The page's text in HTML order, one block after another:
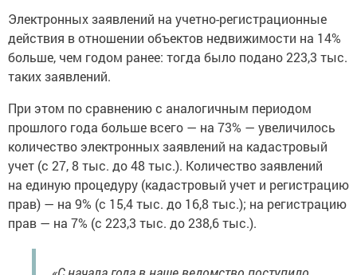
Электронных заявлений на учетно-регистрационные
действия в отношении объектов недвижимости на 14%
больше, чем годом ранее: тогда было подано 223,3 тыс.
таких заявлений.
При этом по сравнению с аналогичным периодом
прошлого года больше всего — на 73% — увеличилось
количество электронных заявлений на кадастровый
учет (с 27, 8 тыс. до 48 тыс.). Количество заявлений
на единую процедуру (кадастровый учет и регистрацию
прав) — на 9% (с 15,4 тыс. до 16,8 тыс.); на регистрацию
прав — на 7% (с 223,3 тыс. до 238,6 тыс.).